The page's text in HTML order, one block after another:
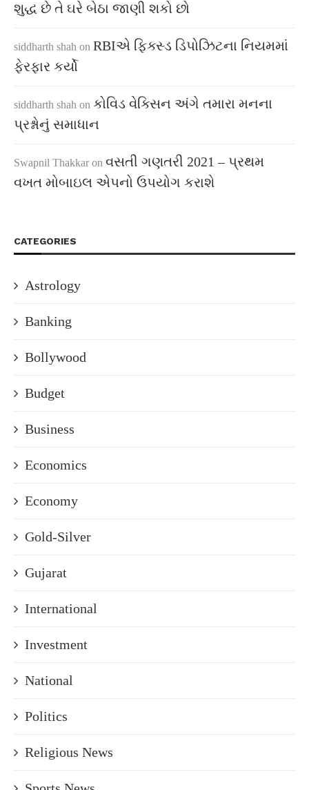
શુદ્ધ છે તે ઘરે બેઠા જાણી શકો છો
siddharth shah on RBIએ ફિક્સ્ડ ડિપોઝિટના નિયમમાં
ફેરફાર કર્યો
siddharth shah on કોવિડ વેક્સિન અંગે તમારા મનના
પ્રશ્નોનું સમાધાન
Swapnil Thakkar on વસતી ગણતરી 2021 – પ્રથમ
વખત મોબાઇલ એપનો ઉપયોગ કરાશે
CATEGORIES
Astrology
Banking
Bollywood
Budget
Business
Economics
Economy
Gold-Silver
Gujarat
International
Investment
National
Politics
Religious News